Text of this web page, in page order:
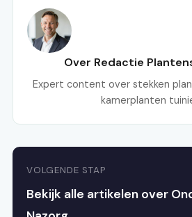
Over Redactie
Expert content over stekken
kamerplanten
VOLGENDE STAP
Bekijk alle artikelen over